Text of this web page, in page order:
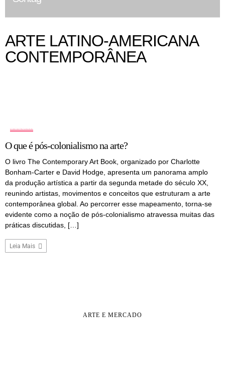
ARTE LATINO-AMERICANA
CONTEMPORÂNEA
COLUNA
O que é pós-colonialismo na arte?
O livro The Contemporary Art Book, organizado por Charlotte
Bonham-Carter e David Hodge, apresenta um panorama amplo
da produção artística a partir da segunda metade do século XX,
reunindo artistas, movimentos e conceitos que estruturam a arte
contemporânea global. Ao percorrer esse mapeamento, torna-se
evidente como a noção de pós-colonialismo atravessa muitas das
práticas discutidas, […]
Leia Mais
ARTE E MERCADO